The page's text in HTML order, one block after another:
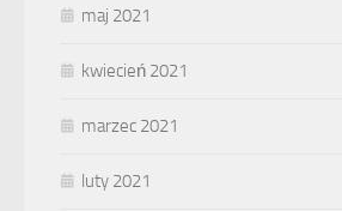
maj 2021
kwiecień 2021
marzec 2021
luty 2021